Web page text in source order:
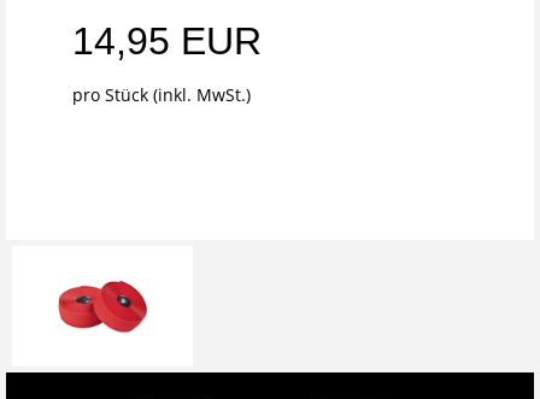
14,95 EUR
pro Stück (inkl. MwSt.)